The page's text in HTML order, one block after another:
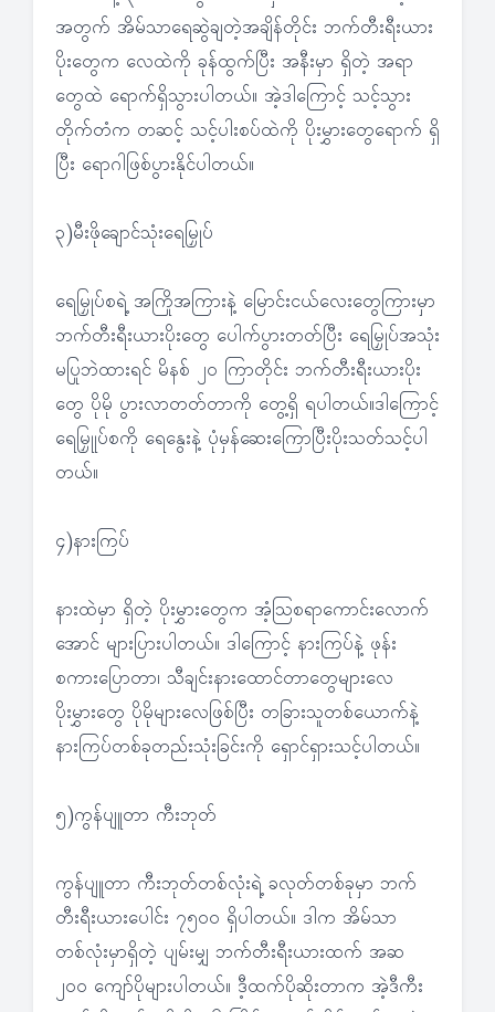
အတွက် အိမ်သာရေဆွဲချတဲ့အချိန်တိုင်း ဘက်တီးရီးယား
ပိုးတွေက လေထဲကို ခုန်ထွက်ပြီး အနီးမှာ ရှိတဲ့ အရာ
တွေထဲ ရောက်ရှိသွားပါတယ်။ အဲ့ဒါကြောင့် သင့်သွား
တိုက်တံက တဆင့် သင့်ပါးစပ်ထဲကို ပိုးမွှားတွေရောက် ရှိ
ပြီး ရောဂါဖြစ်ပွားနိုင်ပါတယ်။
၃)မီးဖိုချောင်သုံးရေမြှုပ်
ရေမြှုပ်စရဲ့ အကြိုအကြားနဲ့ မြောင်းငယ်လေးတွေကြားမှာ
ဘက်တီးရီးယားပိုးတွေ ပေါက်ပွားတတ်ပြီး ရေမြှုပ်အသုံး
မပြုဘဲထားရင် မိနစ် ၂၀ ကြာတိုင်း ဘက်တီးရီးယားပိုး
တွေ ပိုမို ပွားလာတတ်တာကို တွေ့ရှိ ရပါတယ်။ဒါကြောင့်
ရေမြှုုပ်စကို ရေနွေးနဲ့ ပုံမှန်ဆေးကြောပြီးပိုးသတ်သင့်ပါ
တယ်။
၄)နားကြပ်
နားထဲမှာ ရှိတဲ့ ပိုးမွှားတွေက အံ့သြစရာကောင်းလောက်
အောင် များပြားပါတယ်။ ဒါကြောင့် နားကြပ်နဲ့ ဖုန်း
စကားပြောတာ၊ သီချင်းနားထောင်တာတွေများလေ
ပိုးမွှားတွေ ပိုမိုများလေဖြစ်ပြီး တခြားသူတစ်ယောက်နဲ့
နားကြပ်တစ်ခုတည်းသုံးခြင်းကို ရှောင်ရှားသင့်ပါတယ်။
၅)ကွန်ပျူတာ ကီးဘုတ်
ကွန်ပျူတာ ကီးဘုတ်တစ်လုံးရဲ့ ခလုတ်တစ်ခုမှာ ဘက်
တီးရီးယားပေါင်း ၇၅၀၀ ရှိပါတယ်။ ဒါက အိမ်သာ
တစ်လုံးမှာရှိတဲ့ ပျမ်းမျှ ဘက်တီးရီးယားထက် အဆ
၂၀၀ ကျော်ပိုများပါတယ်။ ဒီ့ထက်ပိုဆိုးတာက အဲ့ဒီကီး